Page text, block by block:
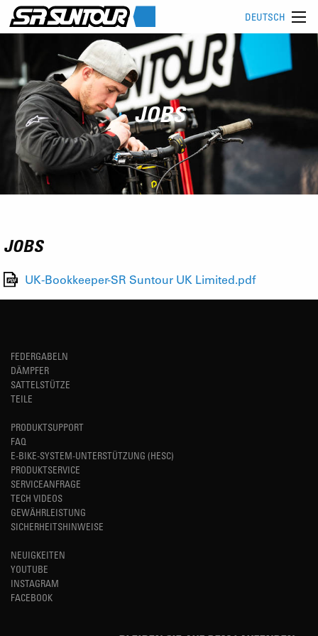
DEUTSCH
JOBS
JOBS
UK-Bookkeeper-SR Suntour UK Limited.pdf
FEDERGABELN
DÄMPFER
SATTELSTÜTZE
TEILE
PRODUKTSUPPORT
FAQ
E-BIKE-SYSTEM-UNTERSTÜTZUNG (HESC)
PRODUKTSERVICE
SERVICEANFRAGE
TECH VIDEOS
GEWÄHRLEISTUNG
SICHERHEITSHINWEISE
NEUIGKEITEN
YOUTUBE
INSTAGRAM
FACEBOOK